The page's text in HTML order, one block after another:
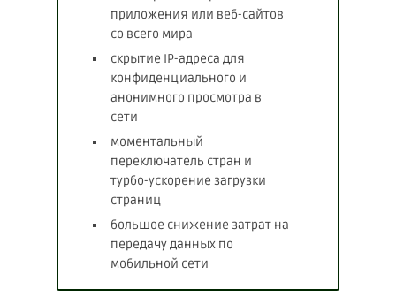
приложения или веб-сайтов
со всего мира
скрытие IP-адреса для
конфиденциального и
анонимного просмотра в
сети
моментальный
переключатель стран и
турбо-ускорение загрузки
страниц
большое снижение затрат на
передачу данных по
мобильной сети